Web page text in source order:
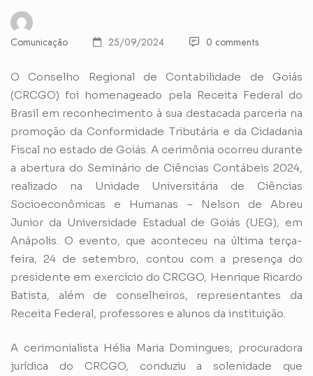
Comunicação 25/09/2024 0 comments
O Conselho Regional de Contabilidade de Goiás
(CRCGO) foi homenageado pela Receita Federal do
Brasil em reconhecimento à sua destacada parceria na
promoção da Conformidade Tributária e da Cidadania
Fiscal no estado de Goiás. A cerimônia ocorreu durante
a abertura do Seminário de Ciências Contábeis 2024,
realizado na Unidade Universitária de Ciências
Socioeconômicas e Humanas – Nelson de Abreu
Junior da Universidade Estadual de Goiás (UEG), em
Anápolis. O evento, que aconteceu na última terça-
feira, 24 de setembro, contou com a presença do
presidente em exercício do CRCGO, Henrique Ricardo
Batista, além de conselheiros, representantes da
Receita Federal, professores e alunos da instituição.
A cerimonialista Hélia Maria Domingues, procuradora
jurídica do CRCGO, conduziu a solenidade que